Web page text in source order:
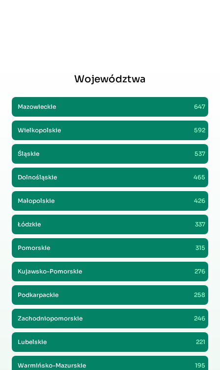
Województwa
Mazowieckie 647
Wielkopolskie 592
Śląskie 537
Dolnośląskie 465
Małopolskie 426
Łódzkie 337
Pomorskie 315
Kujawsko-Pomorskie 276
Podkarpackie 258
Zachodniopomorskie 246
Lubelskie 221
Warmińsko-Mazurskie 195